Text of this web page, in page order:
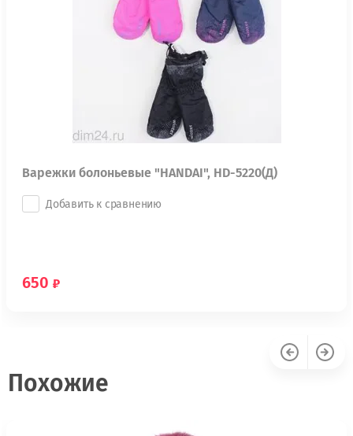
Варежки болоньевые "HANDAI", HD-5220(Д)
Добавить к сравнению
650
Похожие